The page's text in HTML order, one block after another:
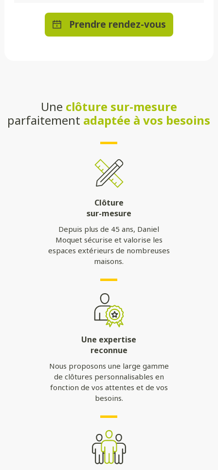
Prendre rendez-vous
Une clôture sur-mesure
parfaitement adaptée à vos besoins
Clôture
sur-mesure
Depuis plus de 45 ans, Daniel
Moquet sécurise et valorise les
espaces extérieurs de nombreuses
maisons.
Une expertise
reconnue
Nous proposons une large gamme
de clôtures personnalisables en
fonction de vos attentes et de vos
besoins.